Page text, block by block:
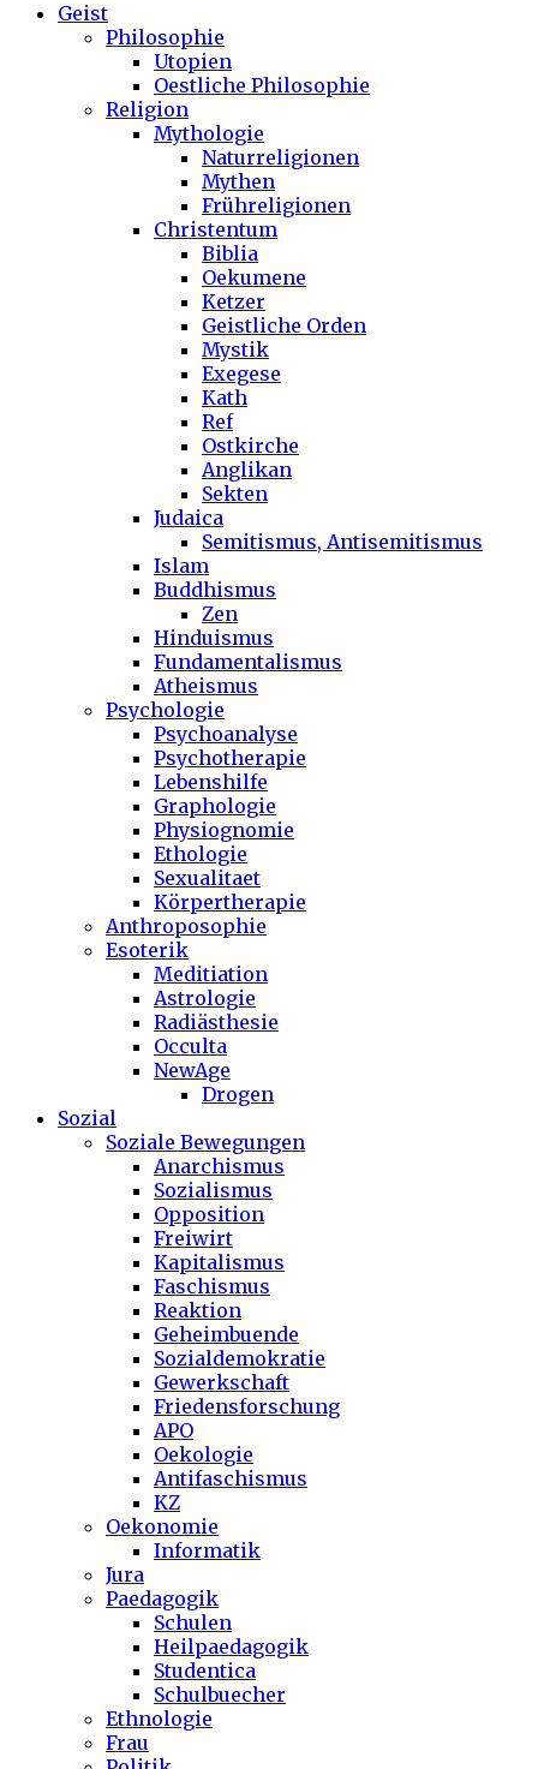
Geist
Philosophie
Utopien
Oestliche Philosophie
Religion
Mythologie
Naturreligionen
Mythen
Frühreligionen
Christentum
Biblia
Oekumene
Ketzer
Geistliche Orden
Mystik
Exegese
Kath
Ref
Ostkirche
Anglikan
Sekten
Judaica
Semitismus, Antisemitismus
Islam
Buddhismus
Zen
Hinduismus
Fundamentalismus
Atheismus
Psychologie
Psychoanalyse
Psychotherapie
Lebenshilfe
Graphologie
Physiognomie
Ethologie
Sexualitaet
Körpertherapie
Anthroposophie
Esoterik
Meditiation
Astrologie
Radiästhesie
Occulta
NewAge
Drogen
Sozial
Soziale Bewegungen
Anarchismus
Sozialismus
Opposition
Freiwirt
Kapitalismus
Faschismus
Reaktion
Geheimbuende
Sozialdemokratie
Gewerkschaft
Friedensforschung
APO
Oekologie
Antifaschismus
KZ
Oekonomie
Informatik
Jura
Paedagogik
Schulen
Heilpaedagogik
Studentica
Schulbuecher
Ethnologie
Frau